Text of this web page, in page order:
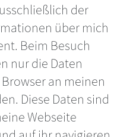
der
über mich
Beim Besuch
nur die Daten
an meinen
Diese Daten sind
Webseite